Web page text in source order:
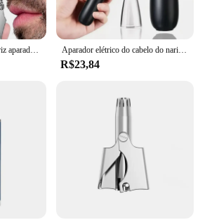
Portátil aço inoxidável nariz aparador de pêlos, barbeador manual, adequado para o cabelo nariz, navalha lavável, homens, 1 conjunto Aparador elétrico do cabelo do nariz para homens e mulheres, Shaver, Clipper, orelha, pescoço, sobrancelha, Razor Remover Kit
R$23,84